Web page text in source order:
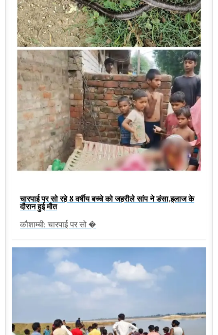
चारपाई पर सो रहे 8 वर्षीय बच्चे को जहरीले सांप ने डंसा,इलाज के
दौरान हुई मौत
कौशाम्बी: चारपाई पर सो �